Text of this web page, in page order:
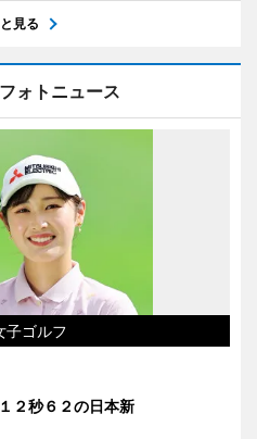
見る
ォトニュース
ゴルフ
２秒６２の日本新